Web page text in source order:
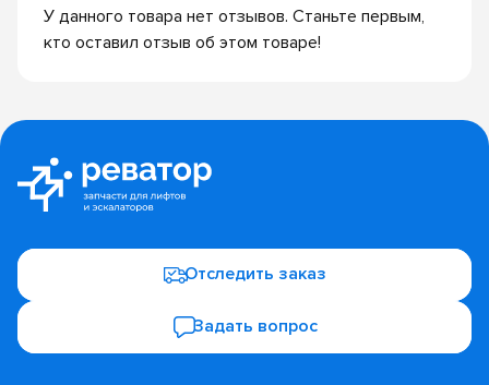
У данного товара нет отзывов. Станьте первым,
кто оставил отзыв об этом товаре!
Отследить заказ
Задать вопрос